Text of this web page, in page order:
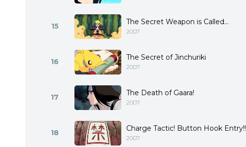
15 The Secret Weapon is Called...
2007
16 The Secret of Jinchuriki
2007
17 The Death of Gaara!
2007
18 Charge Tactic! Button Hook Entry!!
2007